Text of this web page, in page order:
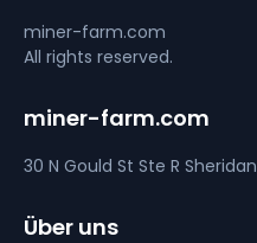
miner-farm.com
All rights reserved.
miner-farm.com
30 N Gould St Ste R Sheridan
Über uns